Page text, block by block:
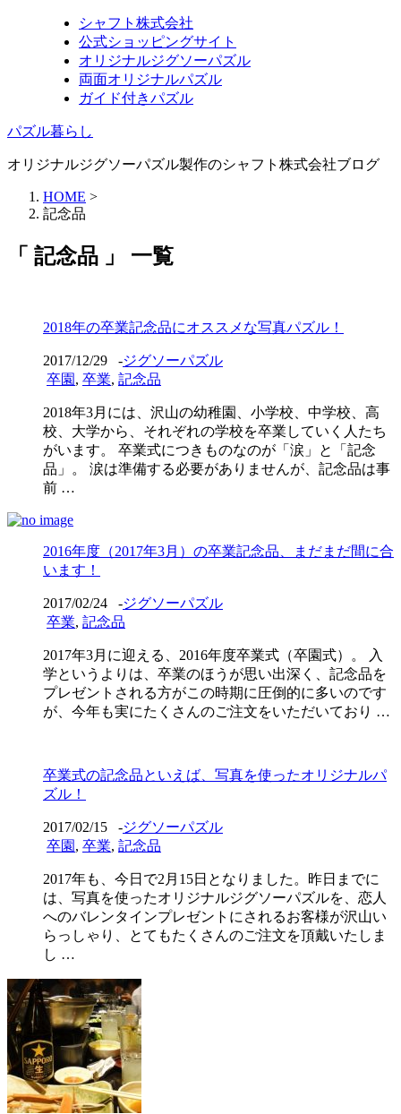
シャフト株式会社
公式ショッピングサイト
オリジナルジグソーパズル
両面オリジナルパズル
ガイド付きパズル
パズル暮らし
オリジナルジグソーパズル製作のシャフト株式会社ブログ
HOME >
記念品
「 記念品 」 一覧
2018年の卒業記念品にオススメな写真パズル！
2017/12/29 -ジグソーパズル
卒園 , 卒業, 記念品
2018年3月には、沢山の幼稚園、小学校、中学校、高
校、大学から、それぞれの学校を卒業していく人たち
がいます。 卒業式につきものなのが「涙」と「記念
品」。 涙は準備する必要がありませんが、記念品は事
前 …
2016年度（2017年3月）の卒業記念品、まだまだ間に合
います！
2017/02/24 -ジグソーパズル
卒業, 記念品
2017年3月に迎える、2016年度卒業式（卒園式）。 入
学というよりは、卒業のほうが思い出深く、記念品を
プレゼントされる方がこの時期に圧倒的に多いのです
が、今年も実にたくさんのご注文をいただいており …
卒業式の記念品といえば、写真を使ったオリジナルパ
ズル！
2017/02/15 -ジグソーパズル
卒園 , 卒業, 記念品
2017年も、今日で2月15日となりました。昨日までに
は、写真を使ったオリジナルジグソーパズルを、恋人
へのバレンタインプレゼントにされるお客様が沢山い
らっしゃり、とてもたくさんのご注文を頂戴いたしま
し …